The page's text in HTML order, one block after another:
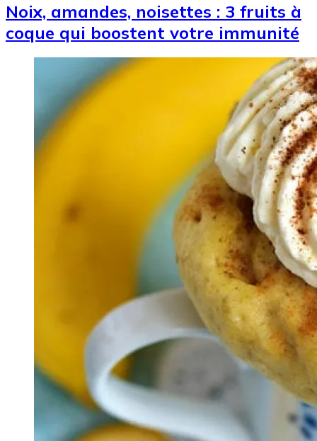
Noix, amandes, noisettes : 3 fruits à
coque qui boostent votre immunité